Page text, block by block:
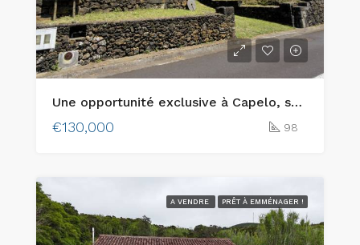
Une opportunité exclusive à Capelo, sur l’île de Faial : deux parcelles urbaines adjacentes offrant une vue sur l’océan et un charme traditionnel
€130,000 98
A VENDRE PRÊT À EMMÉNAGER !